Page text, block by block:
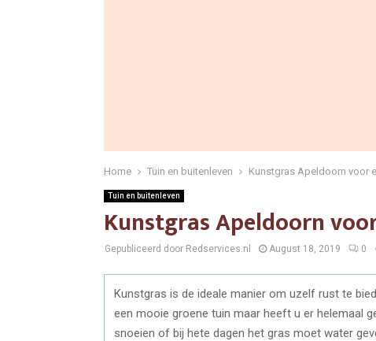
Home Tuin en buitenleven Kunstgras Apeldoorn voor
Tuin en buitenleven
Kunstgras Apeldoorn
Gepubliceerd door Redservices.nl August 18, 2019 0
Kunstgras is de ideale manier om uzelf rust te
een mooie groene tuin maar heeft u er helemaal
snoeien of bij hete dagen het gras moet water